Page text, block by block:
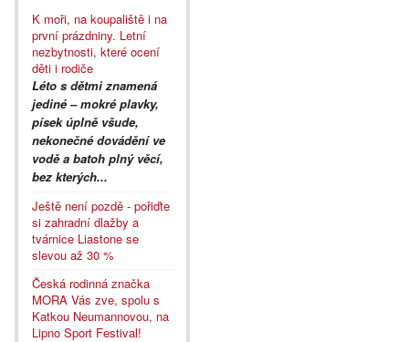
K moři, na koupaliště i na
první prázdniny. Letní
nezbytnosti, které ocení
děti i rodiče
Léto s dětmi znamená
jediné – mokré plavky,
písek úplně všude,
nekonečné dovádění ve
vodě a batoh plný věcí,
bez kterých...
Ještě není pozdě - pořiďte
si zahradní dlažby a
tvárnice Liastone se
slevou až 30 %
Česká rodinná značka
MORA Vás zve, spolu s
Katkou Neumannovou, na
Lipno Sport Festival!